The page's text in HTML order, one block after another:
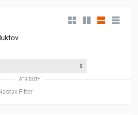
ATRIBÚTY
Filter